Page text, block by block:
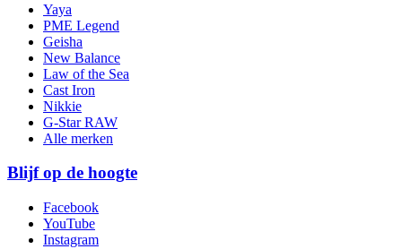
Yaya
PME Legend
Geisha
New Balance
Law of the Sea
Cast Iron
Nikkie
G-Star RAW
Alle merken
Blijf op de hoogte
Facebook
YouTube
Instagram